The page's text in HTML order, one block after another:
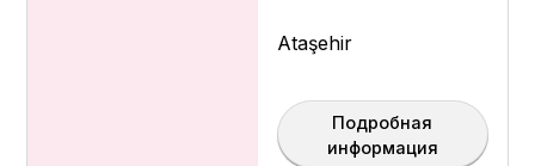
Ataşehir
Подробная
информация